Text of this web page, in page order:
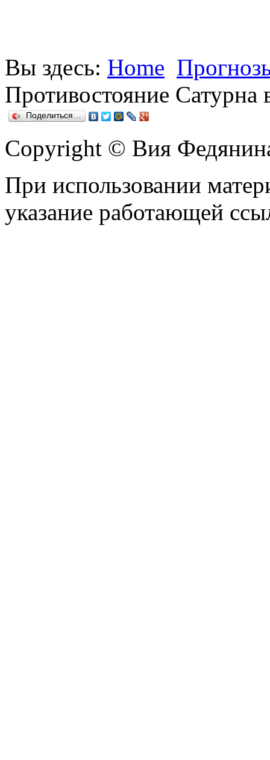
Вы здесь: Home
Противостояние Сатурна
Поделиться…
Copyright © Вия
При использовании
указание работающей